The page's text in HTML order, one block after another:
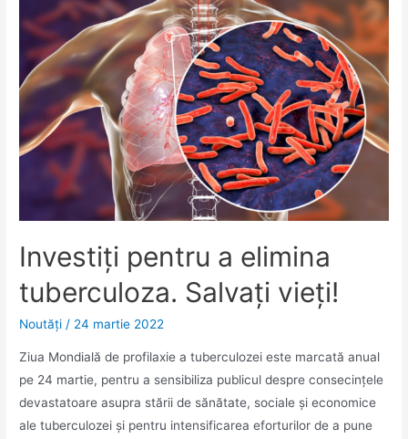
Investiți pentru a elimina
tuberculoza. Salvați vieți!
Noutăţi / 24 martie 2022
Ziua Mondială de profilaxie a tuberculozei este marcată anual
pe 24 martie, pentru a sensibiliza publicul despre consecințele
devastatoare asupra stării de sănătate, sociale și economice
ale tuberculozei și pentru intensificarea eforturilor de a pune